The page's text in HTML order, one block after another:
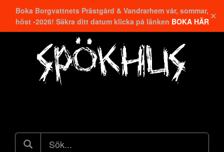
Boka Borgvattnets Prästgård & Vandrarhem vår, sommar,
höst -2026! Säkra ditt datum klicka på länken BOKA HÄR ✕